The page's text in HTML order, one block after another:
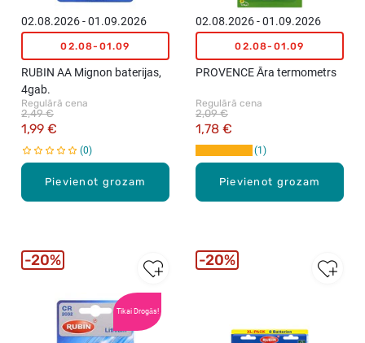
Pievienot grozam
02.08.2026 - 01.09.2026
02.08-01.09
RUBIN AA Mignon baterijas,
4gab.
Regulārā cena
1,99 €
2,49 €
0
Pievienot grozam
02.08.2026 - 01.09.2026
02.08-01.09
PROVENCE Āra termometrs
Regulārā cena
1,78 €
2,09 €
1
Tikai Drogās!
20% 20%